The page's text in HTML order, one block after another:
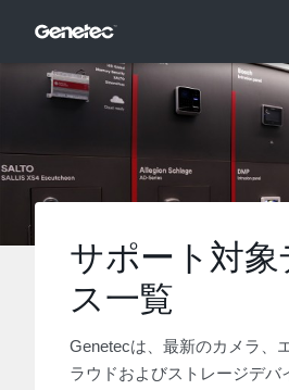
サポート対象
ス一覧
Genetecは、最新のカメラ、
ラウドおよびストレージデバ